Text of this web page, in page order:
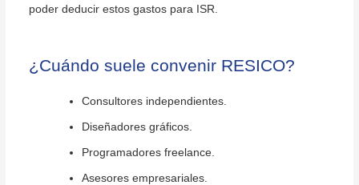
poder deducir estos gastos para ISR.
¿Cuándo suele convenir RESICO?
Consultores independientes.
Diseñadores gráficos.
Programadores freelance.
Asesores empresariales.